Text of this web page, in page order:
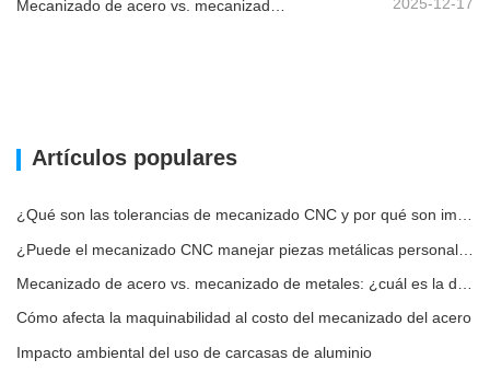
Artículos populares
¿Qué son las tolerancias de mecanizado CNC y por qué son importantes?
Cómo afecta la maquinabilidad al costo del mecanizado del acero
Impacto ambiental del uso de carcasas de aluminio